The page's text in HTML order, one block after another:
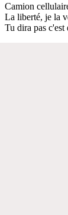
Camion
La liberté, je la
Tu dira pas